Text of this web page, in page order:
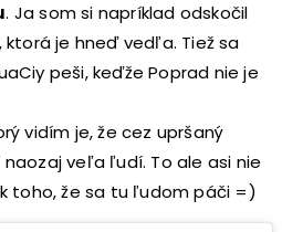
. Ja som si napríklad odskočil
ktorá je hneď vedľa. Tiež sa
peši, keďže Poprad nie je
vidím je, že cez upršaný
veľa ľudí. To ale asi nie
toho, že sa tu ľudom páči =)